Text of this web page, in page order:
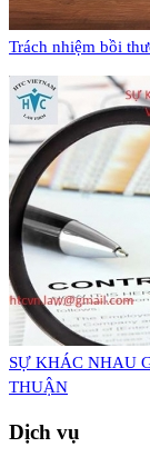
Trách nhiệm bồi
​SỰ KHÁC NHAU
THUẬN
Dịch vụ